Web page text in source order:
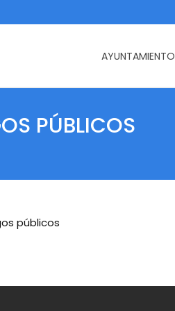
AYUNTAMIENTO
PÚBLICOS
públicos